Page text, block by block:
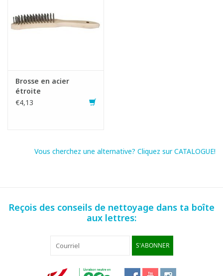
Brosse en acier
étroite
€4,13
Vous cherchez une alternative? Cliquez sur CATALOGUE!
Reçois des conseils de nettoyage dans ta boîte
aux lettres:
S'ABONNER